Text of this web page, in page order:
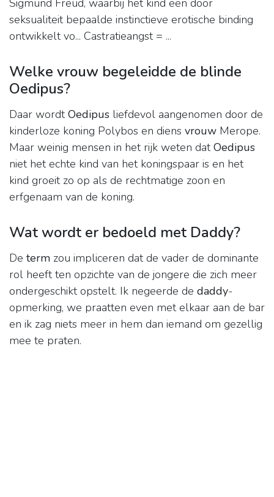
Sigmund Freud, waarbij het kind een door
seksualiteit bepaalde instinctieve erotische binding
ontwikkelt vo... Castratieangst = ...
Welke vrouw begeleidde de blinde
Oedipus?
Daar wordtOedipus liefdevol aangenomen door de
kinderloze koning Polybos en diens vrouw Merope.
Maar weinig mensen in het rijk weten datOedipus
niet het echte kind van het koningspaar is en het
kind groeit zo op als de rechtmatige zoon en
erfgenaam van de koning.
Wat wordt er bedoeld met Daddy?
De term zou impliceren dat de vader de dominante
rol heeft ten opzichte van de jongere die zich meer
ondergeschikt opstelt. Ik negeerde de daddy-
opmerking, we praatten even met elkaar aan de bar
en ik zag niets meer in hem dan iemand om gezellig
mee te praten.